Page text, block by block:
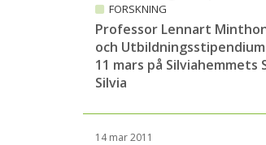
FORSKNING
Professor Lennart
och
11 mars på
Silvia
14 mar 2011